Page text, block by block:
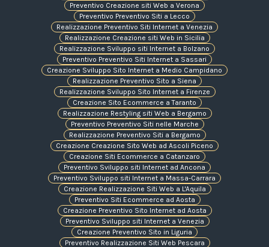
Preventivo Creazione siti Web a Verona
Preventivo Preventivo Siti a Lecco
Realizzazione Preventivo Siti Internet a Venezia
Realizzazione Creazione siti Web in Sicilia
Realizzazione Sviluppo siti Internet a Bolzano
Preventivo Preventivo Siti Internet a Sassari
Creazione Sviluppo Sito Internet a Medio Campidano
Realizzazione Preventivo Sito a Siena
Realizzazione Sviluppo Sito Internet a Firenze
Creazione Sito Ecommerce a Taranto
Realizzazione Restyling siti Web a Bergamo
Preventivo Preventivo Siti nelle Marche
Realizzazione Preventivo Siti a Bergamo
Creazione Creazione Sito Web ad Ascoli Piceno
Creazione Siti Ecommerce a Catanzaro
Preventivo Sviluppo siti Internet ad Ancona
Preventivo Sviluppo siti Internet a Massa-Carrara
Creazione Realizzazione Siti Web a L'Aquila
Preventivo Siti Ecommerce ad Aosta
Creazione Preventivo Sito Internet ad Aosta
Preventivo Sviluppo siti Internet a Venezia
Creazione Preventivo Sito in Liguria
Preventivo Realizzazione Siti Web Pescara